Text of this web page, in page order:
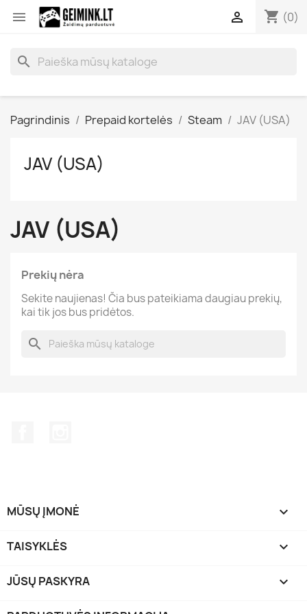
 shopping_cart (0)

search
Pagrindinis Prepaid kortelės Steam JAV (USA)
JAV (USA)
JAV (USA)
Prekių nėra
Sekite naujienas! Čia bus pateikiama daugiau prekių,
kai tik jos bus pridėtos.
search
MŪSŲ ĮMONĖ 
TAISYKLĖS 
JŪSŲ PASKYRA 